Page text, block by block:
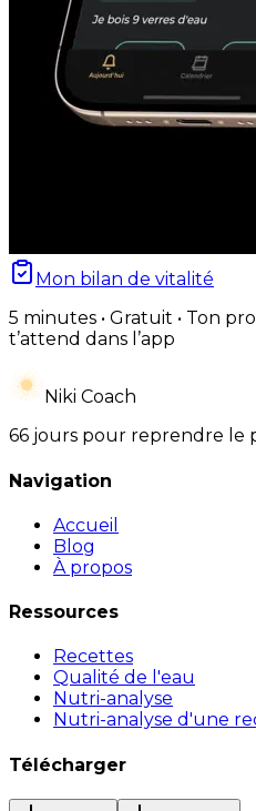
Mon bilan de vitalité
5 minutes • Gratuit • Ton
t’attend dans l’app
Niki Coach
66 jours pour reprendre le
Navigation
Accueil
Blog
À propos
Ressources
Recettes
Qualité de l'eau
Nutri-analyse
Nutri-analyse d'une
Télécharger